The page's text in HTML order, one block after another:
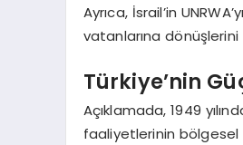
Ayrıca, İsrail’in
vatanlarına
Türkiye’nin
Açıklamada, 1949
faaliyetlerinin bölgesel